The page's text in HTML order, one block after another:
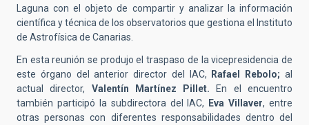
Laguna con el objeto de compartir y analizar la información
científica y técnica de los observatorios que gestiona el Instituto
de Astrofísica de Canarias.
En esta reunión se produjo el traspaso de la vicepresidencia de
este órgano del anterior director del IAC, Rafael Rebolo; al
actual director, Valentín Martínez Pillet. En el encuentro
también participó la subdirectora del IAC, Eva Villaver, entre
otras personas con diferentes responsabilidades dentro del